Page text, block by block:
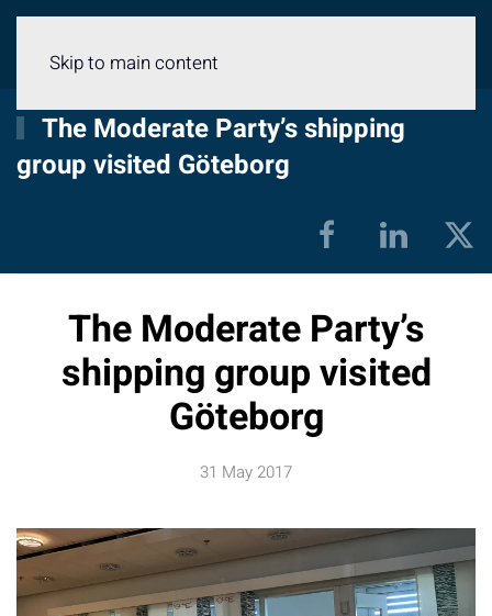
Skip to main content
The Moderate Party’s shipping
group visited Göteborg
The Moderate Party’s
shipping group visited
Göteborg
31 May 2017